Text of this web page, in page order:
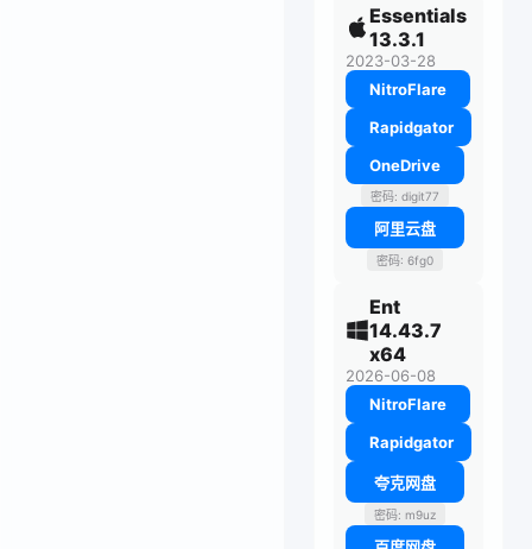
Essentials
13.3.1
2023-03-28
NitroFlare
Rapidgator
OneDrive
密码: digit77
阿里云盘
密码: 6fg0
Ent
14.43.7
x64
2026-06-08
NitroFlare
Rapidgator
夸克网盘
密码: m9uz